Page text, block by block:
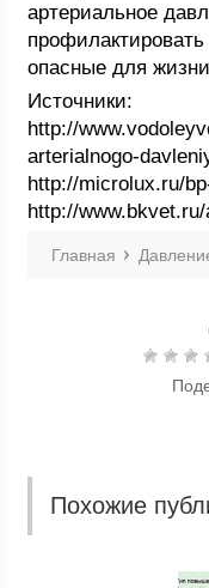
артериальное
опасные для
Источники:
http://
arterialnogo-
http://microlux.ru/
http://
Главная
Похожие